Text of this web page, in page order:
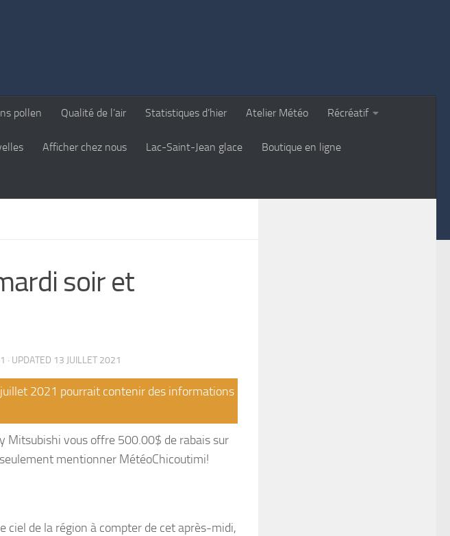
pollen Qualité de l’air Statistiques d’hier Atelier Météo Récréatif
Afficher chez nous Lac-Saint-Jean glace Boutique en ligne
soir et
· UPDATED 13 JUILLET 2021
2021 pourrait contenir des informations
Mitsubishi vous offre 500.00$ de rabais sur
mentionner MétéoChicoutimi!
ciel de la région à compter de cet après-midi,